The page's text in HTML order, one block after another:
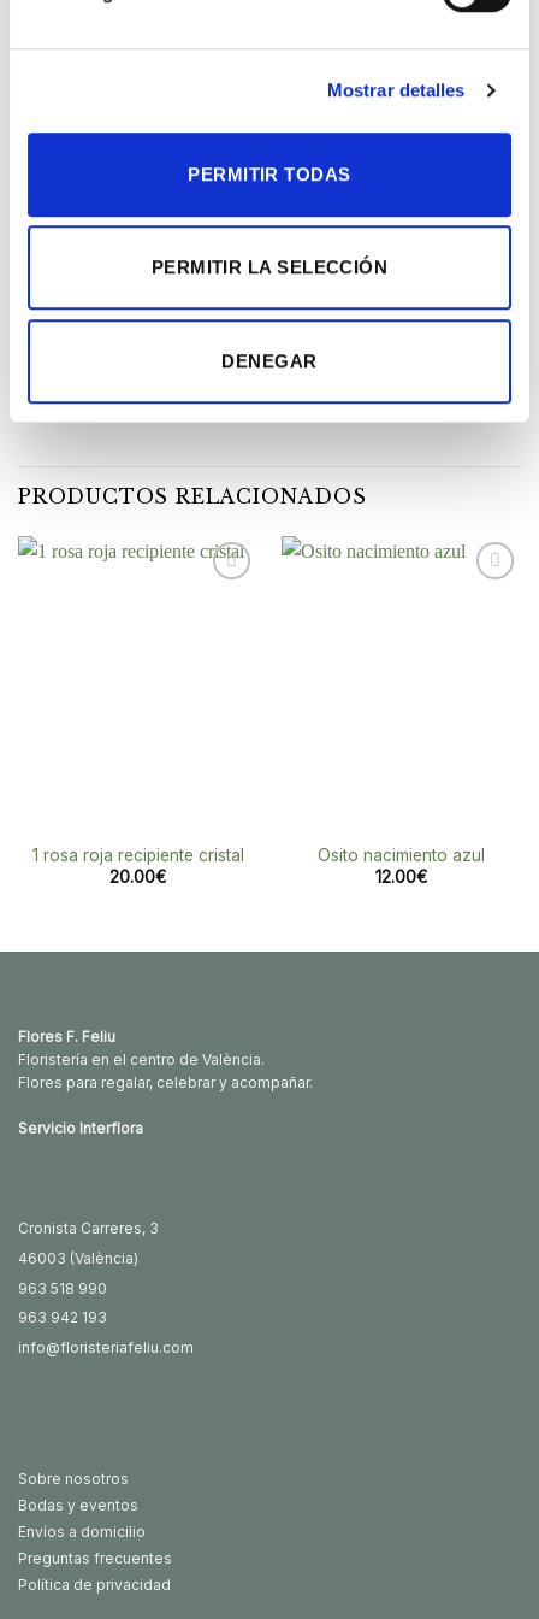
Mostrar detalles
PERMITIR TODAS
PERMITIR LA SELECCIÓN
DENEGAR
Cómo cuidar este ramo de girasoles
Para mantener los girasoles frescos y radiantes
durante más tiempo:
: Cambia el agua del jarrón cada dos
días y corta los tallos en diagonal para favorecer
indirecta.
: Evita exponerlos a temperaturas
PRODUCTOS RELACIONADOS
1 rosa roja recipiente cristal
20.00€
Osito nacimiento azul
12.00€
Flores F. Feliu
Floristería en el centro de València.
Flores para regalar, celebrar y acompañar.
Servicio Interflora
Cronista Carreres, 3
46003 (València)
963 518 990
963 942 193
info@floristeriafeliu.com
Sobre nosotros
Bodas y eventos
Envíos a domicilio
Preguntas frecuentes
Política de privacidad